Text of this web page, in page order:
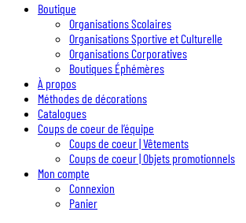
Boutique
Organisations Scolaires
Organisations Sportive et Culturelle
Organisations Corporatives
Boutiques Éphémères
À propos
Méthodes de décorations
Catalogues
Coups de coeur de l’équipe
Coups de coeur | Vêtements
Coups de coeur | Objets promotionnels
Mon compte
Connexion
Panier